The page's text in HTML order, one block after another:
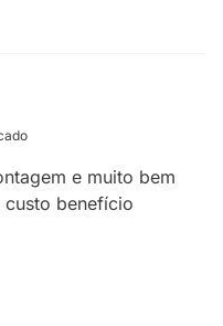
e muito bem
custo benefício